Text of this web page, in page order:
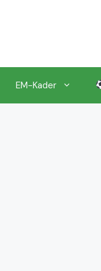
EM-Kader